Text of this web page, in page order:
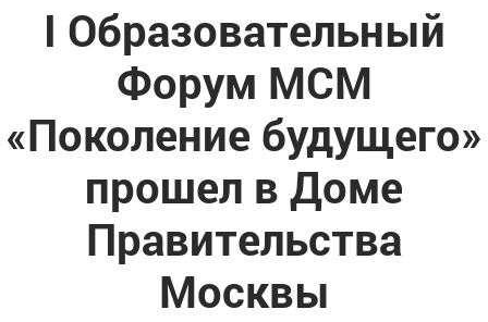
I Образовательный
Форум МСМ
«Поколение будущего»
прошел в Доме
Правительства
Москвы